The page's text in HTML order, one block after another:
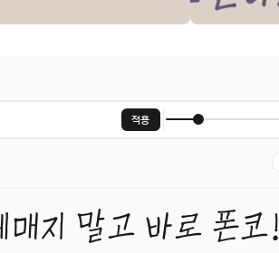
적용
지 말고 바로 폰코!